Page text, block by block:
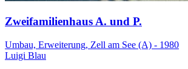
Zweifamilienhaus A. und P.
Umbau, Erweiterung, Zell am See (A) - 1980
Luigi Blau